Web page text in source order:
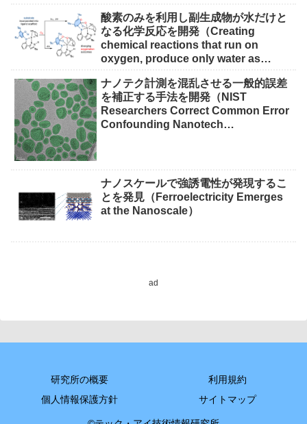
酸素のみを利用し副生成物が水だけと
なる化学反応を開発（Creating
chemical reactions that run on
oxygen, produce only water as
ナノテク計測を混乱させる一般的誤差
を補正する手法を開発（NIST
Researchers Correct Common Error
Confounding Nanotech
ナノスケールで強誘電性が発現するこ
とを発見（Ferroelectricity Emerges
at the Nanoscale）
ad
研究所の概要
利用規約
個人情報保護方針
サイトマップ